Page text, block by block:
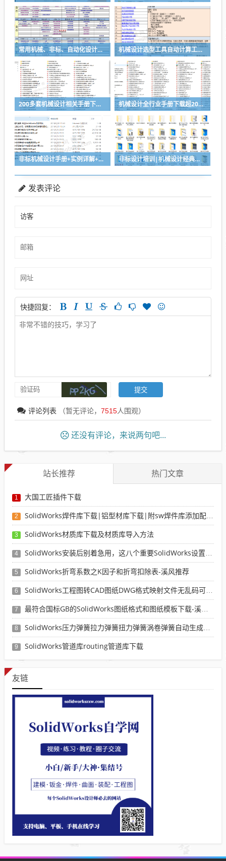
常用机械、非标、自动化设计选型计算表-功能很强大 机械设计选型工具自动计算工具分享
200多套机械设计相关手册下载，搞设计查资料够全了 机械设计全行业手册下载超200套手册，让你的设计有据可查
非标机械设计手册+实例详解+非标电柜制作工艺等资料下载 非标设计培训|机械设计经典案例培训视频教程-推荐
发表评论
快捷回复：
评论列表 （暂无评论， 7515人围观）
还没有评论，来说两句吧...
站长推荐 热门文章
1 大国工匠插件下载
2 SolidWorks焊件库下载|铝型材库下载|附sw焊件库添加配置使用教程
3 SolidWorks材质库下载及材质库导入方法
4 SolidWorks安装后别着急用，这八个重要SolidWorks设置可以提高你的画图效率
5 SolidWorks折弯系数之K因子和折弯扣除表-溪风推荐
6 SolidWorks工程图转CAD图纸DWG格式映射文件无乱码可分层-溪风亲测推荐
7 最符合国标GB的SolidWorks图纸格式和图纸模板下载-溪风专用版
8 SolidWorks压力弹簧拉力弹簧扭力弹簧涡卷弹簧自动生成宏程序下载
9 SolidWorks管道库routing管道库下载
友链